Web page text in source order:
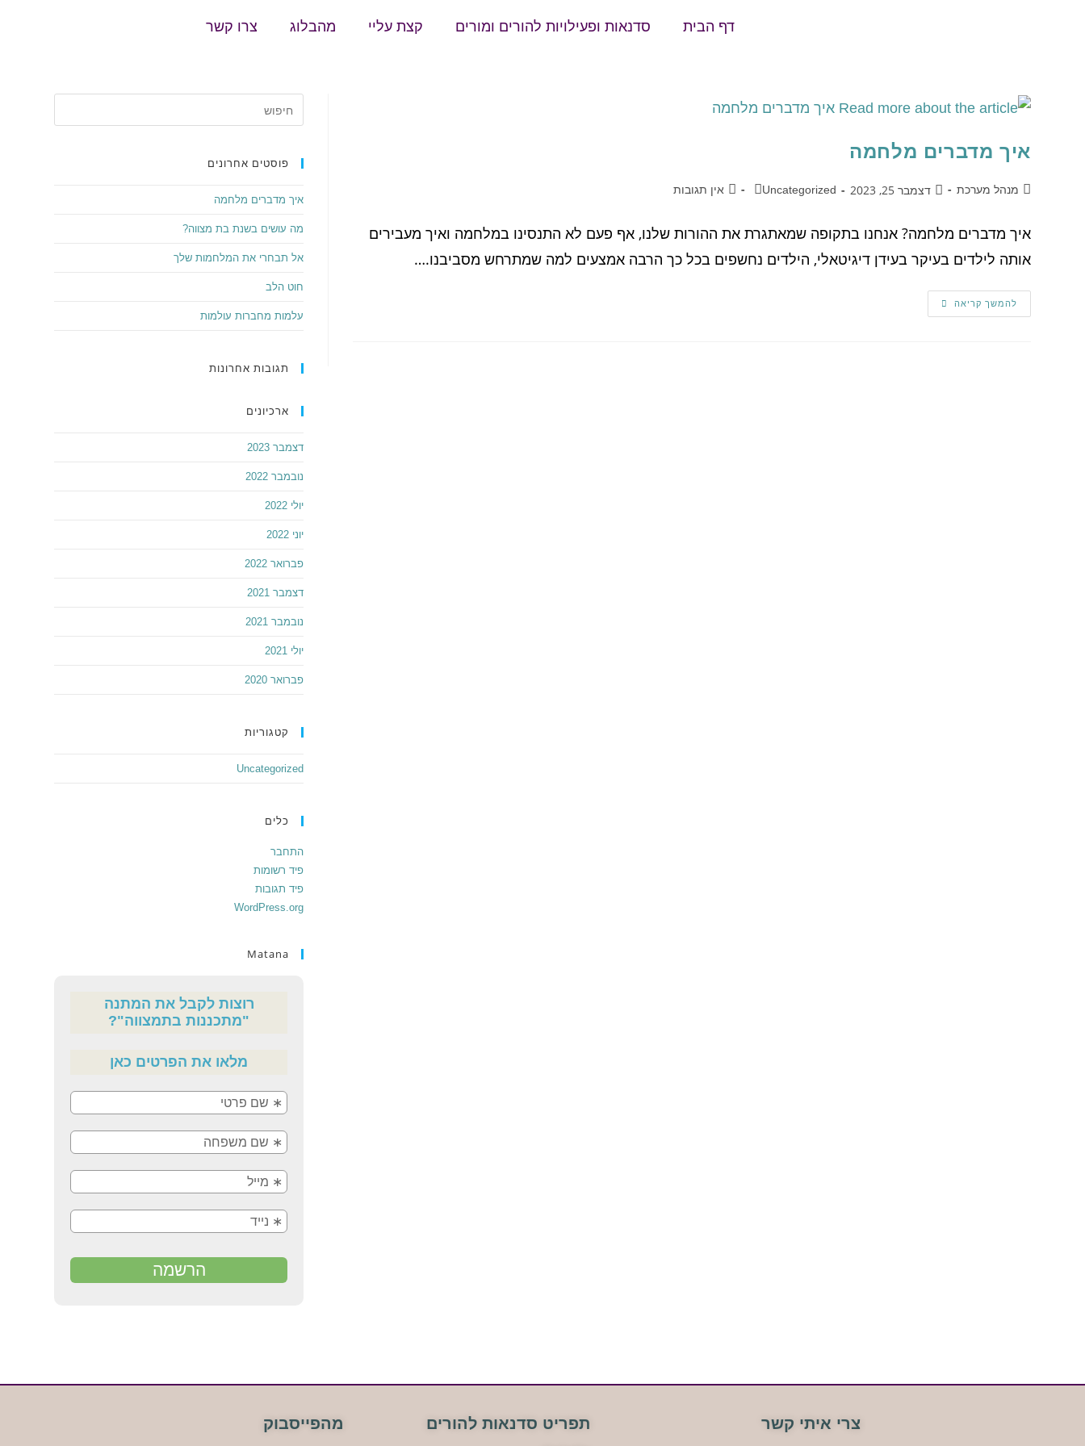
דף הבית סדנאות ופעילויות להורים ומורים קצת עליי מהבלוג צרו קשר
איך מדברים מלחמה
מנהל מערכת דצמבר 25, 2023 Uncategorized אין תגובות
איך מדברים מלחמה? אנחנו בתקופה שמאתגרת את ההורות שלנו, אף פעם לא התנסינו במלחמה ואיך מעבירים
אותה לילדים בעיקר בעידן דיגיטאלי, הילדים נחשפים בכל כך הרבה אמצעים למה שמתרחש מסביבנו.…
להמשך קריאה
פוסטים אחרונים
איך מדברים מלחמה
מה עושים בשנת בת מצווה?
אל תבחרי את המלחמות שלך
חוט הלב
עלמות מחברות עולמות
תגובות אחרונות
ארכיונים
דצמבר 2023
נובמבר 2022
יולי 2022
יוני 2022
פברואר 2022
דצמבר 2021
נובמבר 2021
יולי 2021
פברואר 2020
קטגוריות
Uncategorized
כלים
התחבר
פיד רשומות
פיד תגובות
WordPress.org
Matana
צרי איתי קשר
תפריט סדנאות להורים
מהפייסבוק